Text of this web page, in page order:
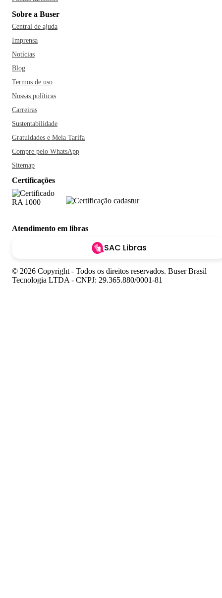
Sobre a Buser
Central de ajuda
Imprensa
Notícias
Blog
Termos de uso
Nossas políticas
Carreiras
Sustentabilidade
Gratuidades e Meia Tarifa
Compre pelo WhatsApp
Sitemap
Certificações
Atendimento em libras
SAC Libras
© 2026 Copyright - Todos os direitos reservados. Buser Brasil
Tecnologia LTDA - CNPJ: 29.365.880/0001-81